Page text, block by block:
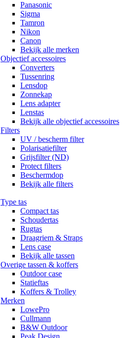
Panasonic
Sigma
Tamron
Nikon
Canon
Bekijk alle merken
Objectief accessoires
Converters
Tussenring
Lensdop
Zonnekap
Lens adapter
Lenstas
Bekijk alle objectief accessoires
Filters
UV / bescherm filter
Polarisatiefilter
Grijsfilter (ND)
Protect filters
Beschermdop
Bekijk alle filters
Type tas
Compact tas
Schoudertas
Rugtas
Draagriem & Straps
Lens case
Bekijk alle tassen
Overige tassen & koffers
Outdoor case
Statieftas
Koffers & Trolley
Merken
LowePro
Cullmann
B&W Outdoor
Peak Design